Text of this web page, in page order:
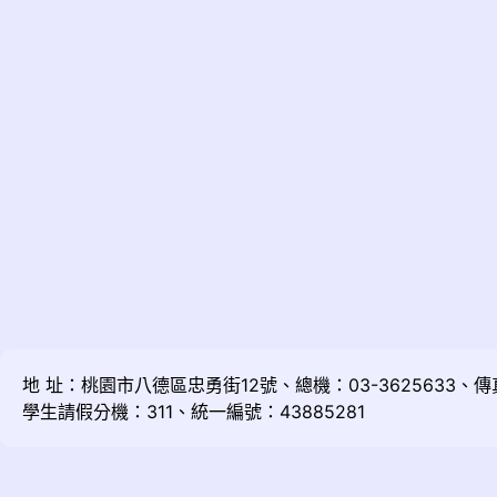
地 址：桃園市八德區忠勇街12號、總機：03-3625633、
學生請假分機：311、統一編號：43885281